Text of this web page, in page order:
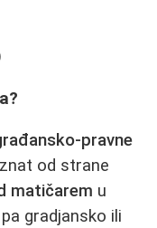
pravne
od strane
matičarem u
gradjansko ili